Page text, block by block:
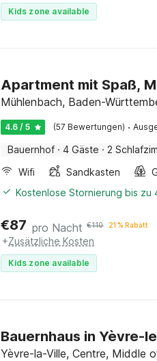
Kids zone available
Apartment mit Spaß,
Mühlenbach, Baden-
4.6 / 5 (57 Bewertungen) ·
Bauernhof · 4 Gäste · 2
Wifi
Sandkasten
Kostenlose Stornierung bis zu
€87 pro Nacht €110 21 % Rabatt
+Zusätzliche Kosten
Kids zone available
Bauernhaus in Yèvre-
Yèvre-la-Ville, Centre, Middle